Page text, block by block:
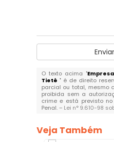
O texto acima "
Tietê " é de direito
parcial ou total, mesmo
proibida sem a
crime e está previsto
Penal. – Lei n° 9.610-98
Veja Também